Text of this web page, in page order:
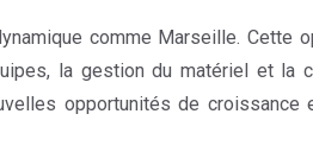
comme Marseille. Cette
la gestion du matériel et la
opportunités de croissance